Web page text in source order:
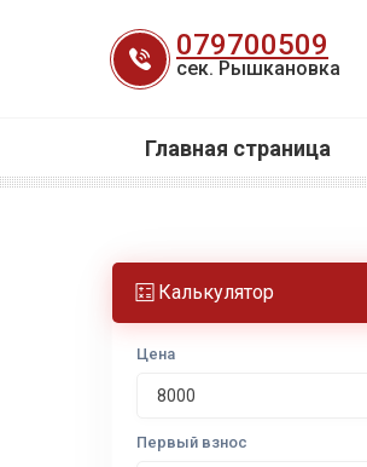
содержанию
079700509
сек. Рышкановка
Главная страница
Калькулятор
Цена
Первый взнос